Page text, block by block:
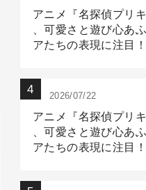
アニメ『名探偵プリ
、可愛さと遊び心あ
アたちの表現に注目
2026/07/22
アニメ『名探偵プリ
、可愛さと遊び心あ
アたちの表現に注目